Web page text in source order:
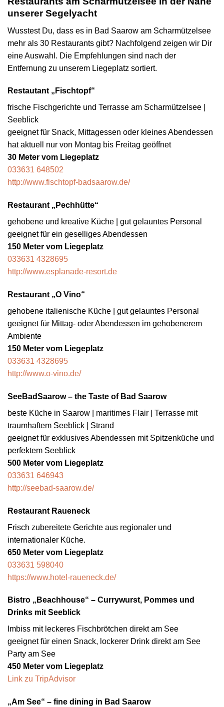
unserer Segelyacht
Wusstest Du, dass es in Bad Saarow am Scharmützelsee
mehr als 30 Restaurants gibt? Nachfolgend zeigen wir Dir
eine Auswahl. Die Empfehlungen sind nach der
Entfernung zu unserem Liegeplatz sortiert.
Restautant „Fischtopf“
frische Fischgerichte und Terrasse am Scharmützelsee |
Seeblick
geeignet für Snack, Mittagessen oder kleines Abendessen
hat aktuell nur von Montag bis Freitag geöffnet
30 Meter vom Liegeplatz
033631 648502
http://www.fischtopf-badsaarow.de/
Restaurant „Pechhütte“
gehobene und kreative Küche | gut gelauntes Personal
geeignet für ein geselliges Abendessen
150 Meter vom Liegeplatz
033631 4328695
http://www.esplanade-resort.de
Restaurant „O Vino“
gehobene italienische Küche | gut gelauntes Personal
geeignet für Mittag- oder Abendessen im gehobenerem
Ambiente
150 Meter vom Liegeplatz
033631 4328695
http://www.o-vino.de/
SeeBadSaarow – the Taste of Bad Saarow
beste Küche in Saarow | maritimes Flair | Terrasse mit
traumhaftem Seeblick | Strand
geeignet für exklusives Abendessen mit Spitzenküche und
perfektem Seeblick
500 Meter vom Liegeplatz
033631 646943
http://seebad-saarow.de/
Restaurant Raueneck
Frisch zubereitete Gerichte aus regionaler und
internationaler Küche.
650 Meter vom Liegeplatz
033631 598040
https://www.hotel-raueneck.de/
Bistro „Beachhouse“ – Currywurst, Pommes und
Drinks mit Seeblick
Imbiss mit leckeres Fischbrötchen direkt am See
geeignet für einen Snack, lockerer Drink direkt am See
Party am See
450 Meter vom Liegeplatz
Link zu TripAdvisor
„Am See“ – fine dining in Bad Saarow